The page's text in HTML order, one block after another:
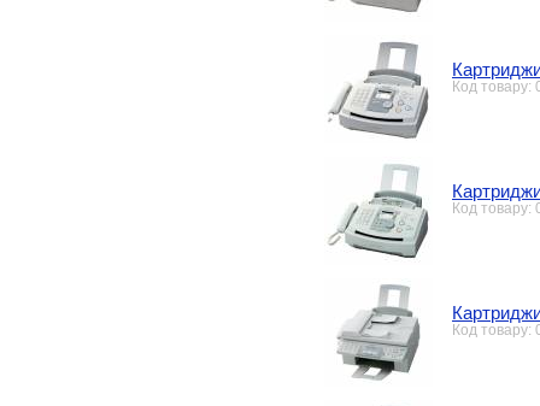
Код товару:
Код товару:
Код товару: